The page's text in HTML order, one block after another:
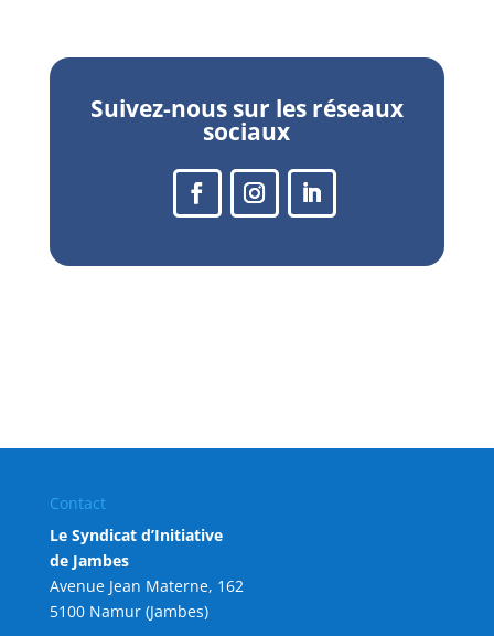
Suivez-nous sur les réseaux
sociaux
Contact
Le Syndicat d’Initiative
de Jambes
Avenue Jean Materne, 162
5100 Namur (Jambes)